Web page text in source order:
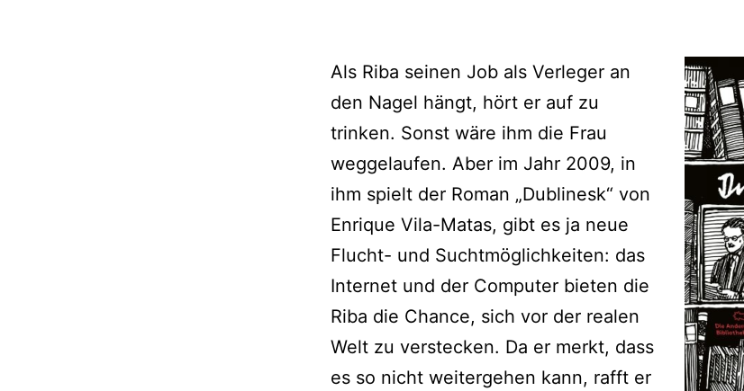
Als Riba seinen Job als Verleger an
den Nagel hängt, hört er auf zu
trinken. Sonst wäre ihm die Frau
weggelaufen. Aber im Jahr 2009, in
ihm spielt der Roman „Dublinesk“ von
Enrique Vila-Matas, gibt es ja neue
Flucht- und Suchtmöglichkeiten: das
Internet und der Computer bieten die
Riba die Chance, sich vor der realen
Welt zu verstecken. Da er merkt, dass
es so nicht weitergehen kann, rafft er